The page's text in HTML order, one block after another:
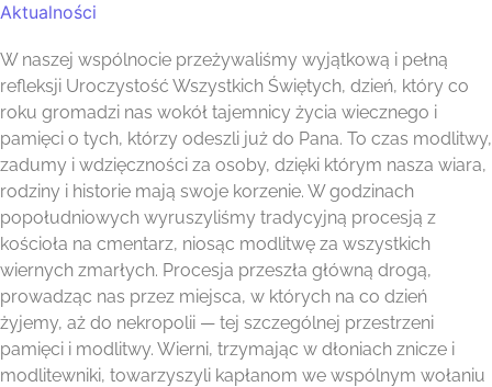
Aktualności
W naszej wspólnocie przeżywaliśmy wyjątkową i pełną
refleksji Uroczystość Wszystkich Świętych, dzień, który co
roku gromadzi nas wokół tajemnicy życia wiecznego i
pamięci o tych, którzy odeszli już do Pana. To czas modlitwy,
zadumy i wdzięczności za osoby, dzięki którym nasza wiara,
rodziny i historie mają swoje korzenie. W godzinach
popołudniowych wyruszyliśmy tradycyjną procesją z
kościoła na cmentarz, niosąc modlitwę za wszystkich
wiernych zmarłych. Procesja przeszła główną drogą,
prowadząc nas przez miejsca, w których na co dzień
żyjemy, aż do nekropolii — tej szczególnej przestrzeni
pamięci i modlitwy. Wierni, trzymając w dłoniach znicze i
modlitewniki, towarzyszyli kapłanom we wspólnym wołaniu